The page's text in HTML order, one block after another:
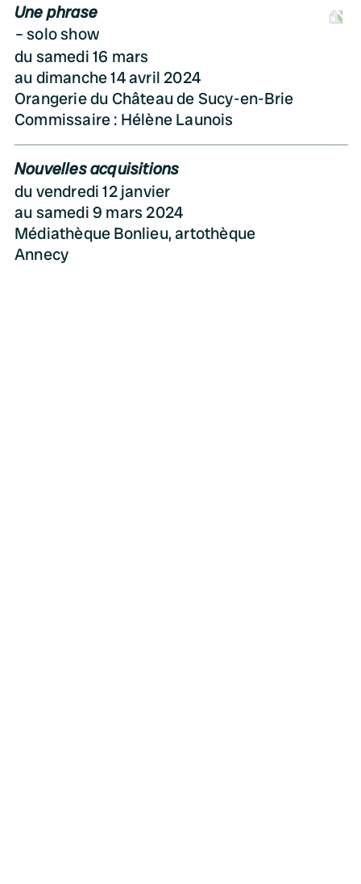
Une phrase
solo show
du samedi 16 mars
au dimanche 14 avril 2024
Orangerie du Château de Sucy-en-Brie
Commissaire : Hélène Launois
Nouvelles acquisitions
du vendredi 12 janvier
au samedi 9 mars 2024
Médiathèque Bonlieu, artothèque
Annecy